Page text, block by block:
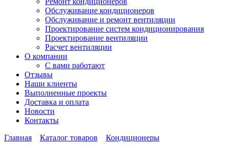
Обслуживание кондиционеров
Обслуживание и ремонт вентиляции
Проектирование систем кондиционирования
Проектирование вентиляции
Расчет вентиляции
О компании
С вами работают
Отзывы
Наши клиенты
Выполненные проекты
Доставка и оплата
Новости
Контакты
Главная
Каталог товаров Кондиционеры